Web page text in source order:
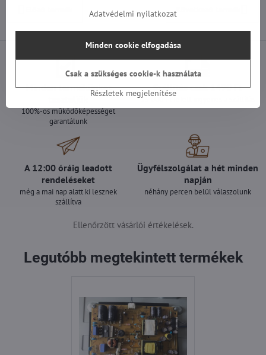
Minden termékünket
100%-os működőképességet
garantálunk
Szállítás csak 1490 Ft
25 000 Ft felett ingyenes a szállítás
A 12:00 óráig leadott
rendeléseket
még a mai nap alatt ki lesznek
szállítva
Ügyfélszolgálat a hét minden
napján
néhány percen belül válaszolunk
Ellenőrzött vásárlói értékelések.
Legutóbb megtekintett termékek
Adatvédelmi nyilatkozat
Részletek megjelenítése
Minden cookie elfogadása
Csak a szükséges cookie-k használata